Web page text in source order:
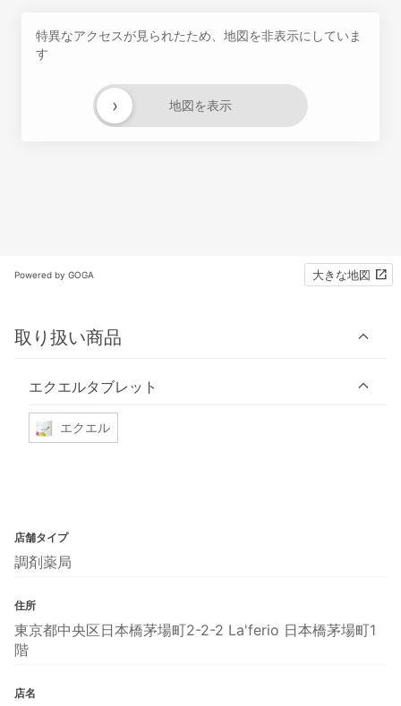
特異なアクセスが見られたため、地図を非表示にしていま
す
地図を表示
›
Powered by GOGA 大きな地図
取り扱い商品
エクエルタブレット
エクエル
店舗タイプ
調剤薬局
住所
東京都中央区日本橋茅場町2-2-2 La'ferio 日本橋茅場町1
階
店名